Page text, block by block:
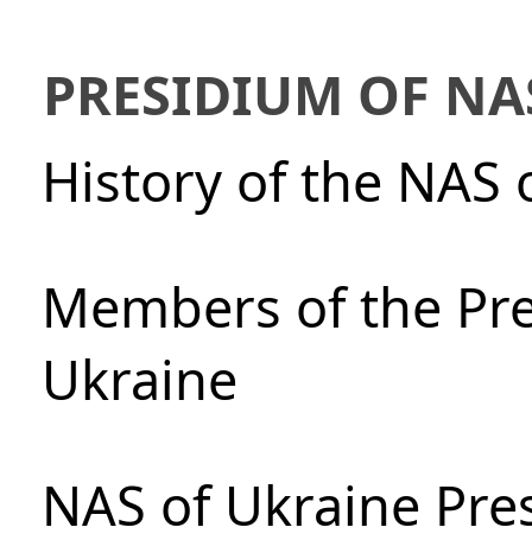
PRESIDIUM OF
History of the NAS
Members of the
Ukraine
NAS of Ukraine